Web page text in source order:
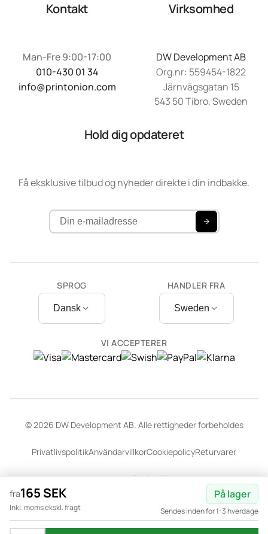
fra165 SEK
Inkl. moms ekskl. fragt
På lager
Sendes inden for 1-3 hverdage
Kontakt
Man-Fre 9:00-17:00
010-430 01 34
info@printonion.com
Virksomhed
DW Development AB
Org.nr: 559454-1822
Järnvägsgatan 15
543 50 Tibro, Sweden
Hold dig opdateret
Få eksklusive tilbud og nyheder direkte i din indbakke.
SPROG
Dansk
VI ACCEPTERER
HANDLER FRA
Sweden
© 2026 DW Development AB. Alle rettigheder forbeholdes
PrivatlivspolitikAnvändarvillkorCookiepolicyReturvarer
Hjemmeside afDalarö Design